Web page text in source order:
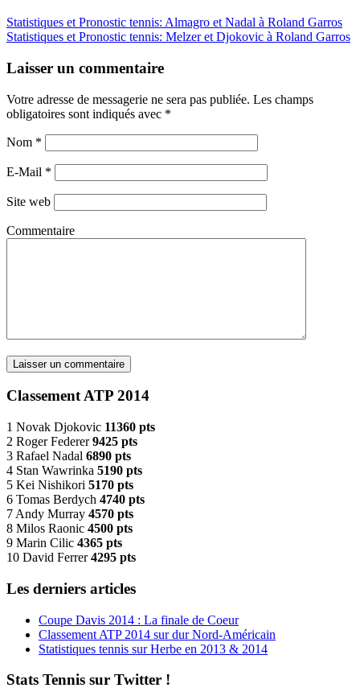
Statistiques et Pronostic tennis: Almagro et Nadal à Roland Garros
Statistiques et Pronostic tennis: Melzer et Djokovic à Roland Garros
Laisser un commentaire
Votre adresse de messagerie ne sera pas publiée. Les champs
obligatoires sont indiqués avec *
Nom *
E-Mail *
Site web
Commentaire
Classement ATP 2014
1 Novak Djokovic 11360 pts
2 Roger Federer9425 pts
3 Rafael Nadal 6890 pts
4 Stan Wawrinka 5190 pts
5 Kei Nishikori 5170 pts
6 Tomas Berdych 4740 pts
7 Andy Murray 4570 pts
8 Milos Raonic 4500 pts
9 Marin Cilic 4365 pts
10 David Ferrer4295 pts
Les derniers articles
Coupe Davis 2014 : La finale de Coeur
Classement ATP 2014 sur dur Nord-Américain
Statistiques tennis sur Herbe en 2013 & 2014
Stats Tennis sur Twitter !